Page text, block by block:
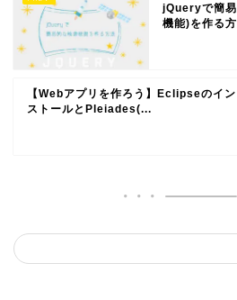
jQueryで簡易
機能)を作る
【Webアプリを作ろう】Eclipseのイン
ストールとPleiades(...